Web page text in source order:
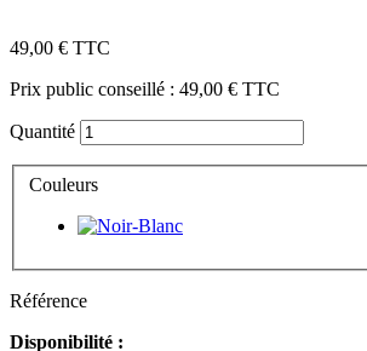
49,00 € TTC
Prix public conseillé : 49,00 € TTC
Quantité
Couleurs
Référence
Disponibilité :